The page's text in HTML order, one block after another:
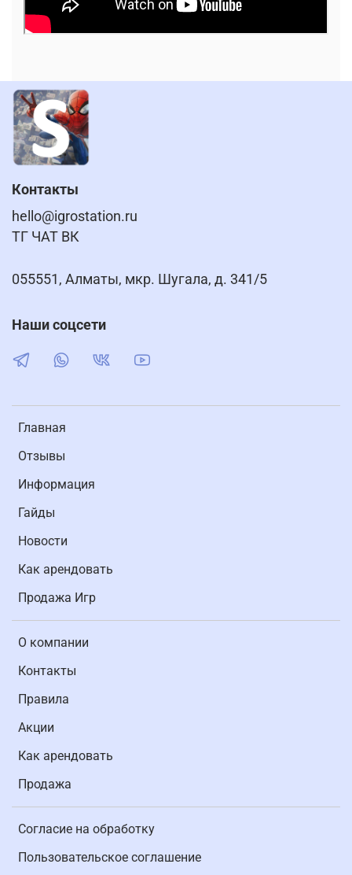
Главная
Отзывы
Информация
Гайды
Новости
Как арендовать
Продажа Игр
О компании
Контакты
Правила
Акции
Как арендовать
Продажа
Согласие на обработку
Пользовательское соглашение
Контакты
hello@igrostation.ru
ТГ ЧАТ ВК
055551, Алматы, мкр. Шугала, д. 341/5
Наши соцсети